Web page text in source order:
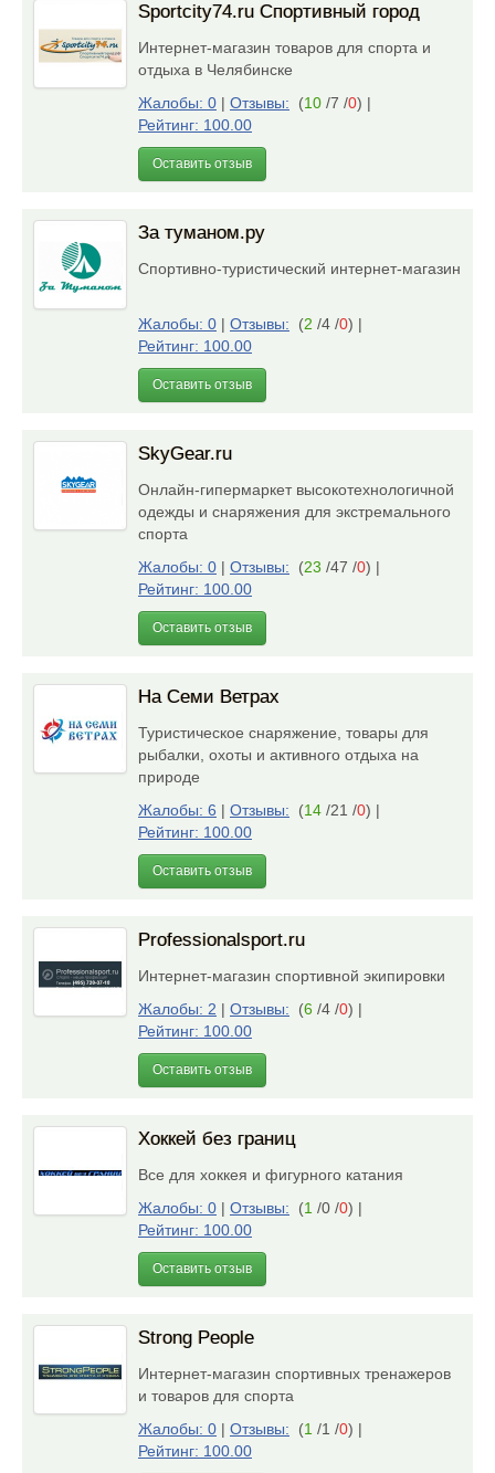
Sportcity74.ru Спортивный город
Интернет-магазин товаров для спорта и
отдыха в Челябинске
Жалобы: 0 | Отзывы: (10 /7 /0) |
Рейтинг: 100.00
Оставить отзыв
За туманом.ру
Спортивно-туристический интернет-магазин
Жалобы: 0 | Отзывы: (2 /4 /0) |
Рейтинг: 100.00
Оставить отзыв
SkyGear.ru
Онлайн-гипермаркет высокотехнологичной
одежды и снаряжения для экстремального
спорта
Жалобы: 0 | Отзывы: (23 /47 /0) |
Рейтинг: 100.00
Оставить отзыв
На Cеми Ветрах
Туристическое снаряжение, товары для
рыбалки, охоты и активного отдыха на
природе
Жалобы: 6 | Отзывы: (14 /21 /0) |
Рейтинг: 100.00
Оставить отзыв
Professionalsport.ru
Интернет-магазин спортивной экипировки
Жалобы: 2 | Отзывы: (6 /4 /0) |
Рейтинг: 100.00
Оставить отзыв
Хоккей без границ
Все для хоккея и фигурного катания
Жалобы: 0 | Отзывы: (1 /0 /0) |
Рейтинг: 100.00
Оставить отзыв
Strong People
Интернет-магазин спортивных тренажеров
и товаров для спорта
Жалобы: 0 | Отзывы: (1 /1 /0) |
Рейтинг: 100.00